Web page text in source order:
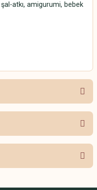
şal-atkı, amigurumi, bebek
yapın!